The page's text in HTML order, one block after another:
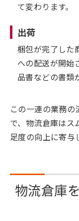
て変わります。
出荷
梱包が完了した
への配送が開始
品書などの書類
この一連の業務
で、物流倉庫はス
足度の向上に寄与
物流倉庫